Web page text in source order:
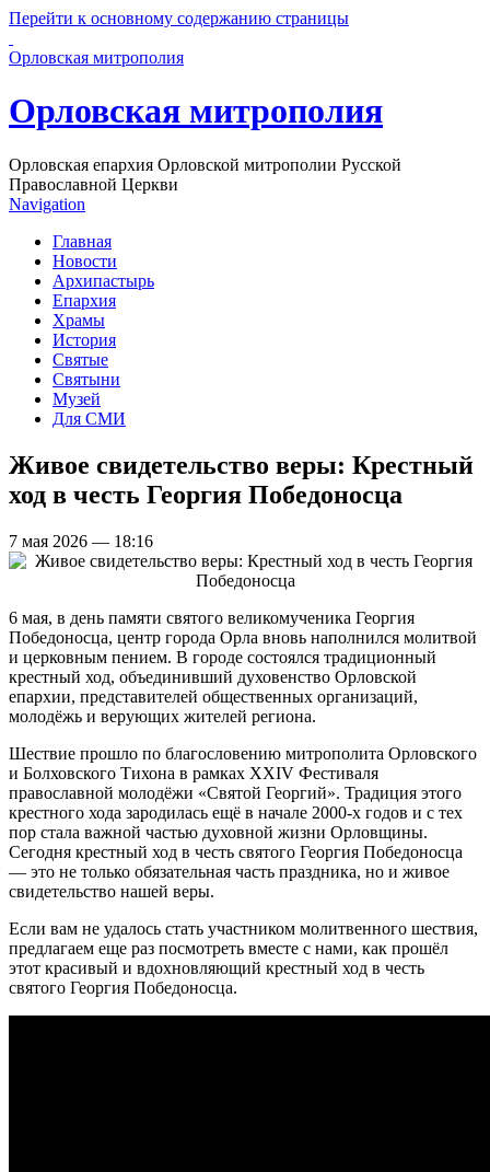
Перейти к основному содержанию страницы
Орловская митрополия
Орловская митрополия
Орловская епархия Орловской митрополии Русской
Православной Церкви
Navigation
Главная
Новости
Архипастырь
Епархия
Храмы
История
Святые
Святыни
Музей
Для СМИ
Живое свидетельство веры: Крестный
ход в честь Георгия Победоносца
7 мая 2026 — 18:16
6 мая, в день памяти святого великомученика Георгия
Победоносца, центр города Орла вновь наполнился молитвой
и церковным пением. В городе состоялся традиционный
крестный ход, объединивший духовенство Орловской
епархии, представителей общественных организаций,
молодёжь и верующих жителей региона.
Шествие прошло по благословению митрополита Орловского
и Болховского Тихона в рамках ХХIV Фестиваля
православной молодёжи «Святой Георгий». Традиция этого
крестного хода зародилась ещё в начале 2000-х годов и с тех
пор стала важной частью духовной жизни Орловщины.
Сегодня крестный ход в честь святого Георгия Победоносца
— это не только обязательная часть праздника, но и живое
свидетельство нашей веры.
Если вам не удалось стать участником молитвенного шествия,
предлагаем еще раз посмотреть вместе с нами, как прошёл
этот красивый и вдохновляющий крестный ход в честь
святого Георгия Победоносца.